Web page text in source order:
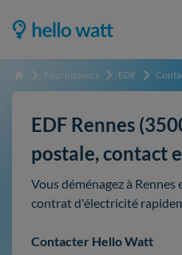
Accueil Fournisseurs EDF
EDF Rennes
postale, contact
Vous déménagez à
contrat d'électricité
Contacter Hello Watt